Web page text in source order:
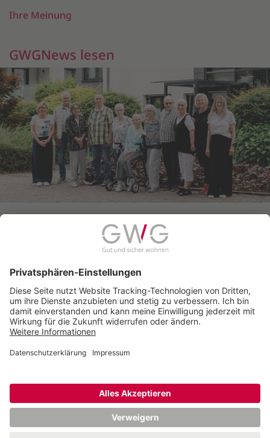
Ihre Meinung
GWGNews lesen
zur aktuellen Ausgabe
© 2026 Gemeinnützige Wohnungsbaugenossenschaft
Schwerte eG
Seitenanfang
Anfahrt Impressum Datenschutz